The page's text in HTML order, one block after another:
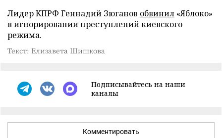
Лидер КПРФ Геннадий Зюганов обвинил «Яблоко»
в игнорировании преступлений киевского
режима.
Текст: Елизавета Шишкова
Подписывайтесь на наши
каналы
Комментировать